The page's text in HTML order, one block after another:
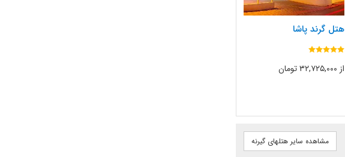
هتل گرند پاشا
از ۳۲,۷۲۵,۰۰۰ تومان
مشاهده سایر هتلهای گیرنه